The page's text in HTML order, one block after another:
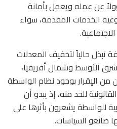
عن عمله ويعمل بأمانة
الخدمات المقدمة، سواء
تبذل حالياً لتخفيف المعدلات
الأوسط وشمال أفريقيا،
من الإقرار بوجود نظام الواسطة
للحد منه، إذ يبدو أن
للواسطة يشعرون بأثرها على
صانعو السياسات.